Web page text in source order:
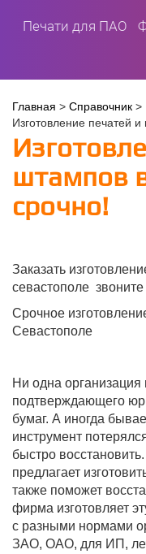
Печати для ПАО
Вы
здесь
Главная > Справочник >
Изготовление печатей
штампов
срочно!
Заказать
севастополе
Срочное
Севастополе
Ни одна организация
подтверждающего
бумаг. А иногда
инструмент
быстро
предлагает
также поможет
фирма изготовляет
с разными нормами
ЗАО, ОАО, для ИП,